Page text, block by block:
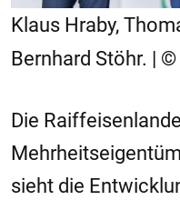
Klaus Hraby,
Bernhard Stöhr. |
Die
sieht die